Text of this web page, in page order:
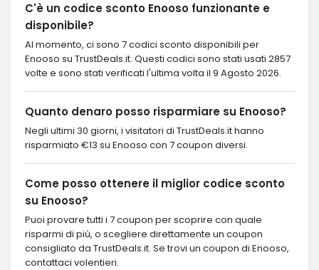
C'è un codice sconto Enooso funzionante e
disponibile?
Al momento, ci sono 7 codici sconto disponibili per
Enooso su TrustDeals.it. Questi codici sono stati usati 2857
volte e sono stati verificati l'ultima volta il 9 Agosto 2026.
Quanto denaro posso risparmiare su Enooso?
Negli ultimi 30 giorni, i visitatori di TrustDeals.it hanno
risparmiato €13 su Enooso con 7 coupon diversi.
Come posso ottenere il miglior codice sconto
su Enooso?
Puoi provare tutti i 7 coupon per scoprire con quale
risparmi di più, o scegliere direttamente un coupon
consigliato da TrustDeals.it. Se trovi un coupon di Enooso,
contattaci volentieri.